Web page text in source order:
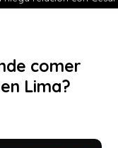
comer
Lima?